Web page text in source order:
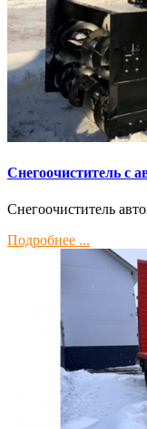
Снегоочиститель с
Снегоочиститель
Подробнее ...